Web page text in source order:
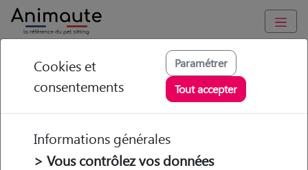
Animaute Wallonie / Province Hainaut /Mandelieu-la-Napoule
Aude - Petsitter à
Mandelieu-la-
Napoule
Cookies et
consentements
Paramétrer
Tout accepter
Informations générales
> Vous contrôlez vos données